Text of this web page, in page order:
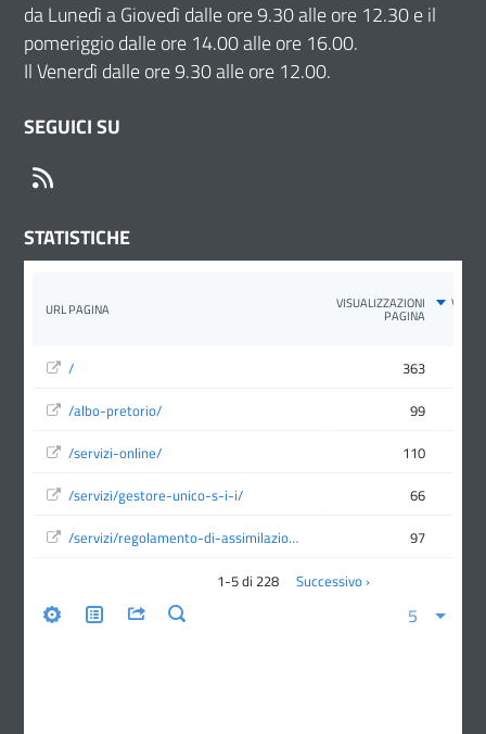
da Lunedì a Giovedì dalle ore 9.30 alle ore 12.30 e il
pomeriggio dalle ore 14.00 alle ore 16.00.
Il Venerdì dalle ore 9.30 alle ore 12.00.
SEGUICI SU
STATISTICHE